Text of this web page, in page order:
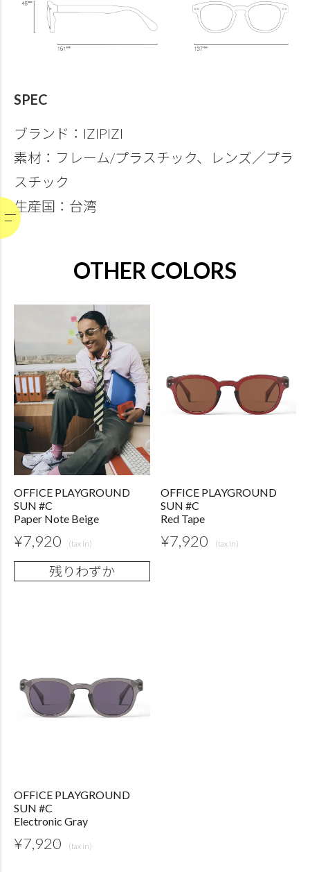
SPEC
ブランド：IZIPIZI
素材：フレーム/プラスチック、レンズ／プラ
スチック
生産国：台湾
OTHER COLORS
OFFICE PLAYGROUND
SUN #C
Paper Note Beige
¥7,920
残りわずか
OFFICE PLAYGROUND
SUN #C
Red Tape
¥7,920
OFFICE PLAYGROUND
SUN #C
Electronic Gray
¥7,920